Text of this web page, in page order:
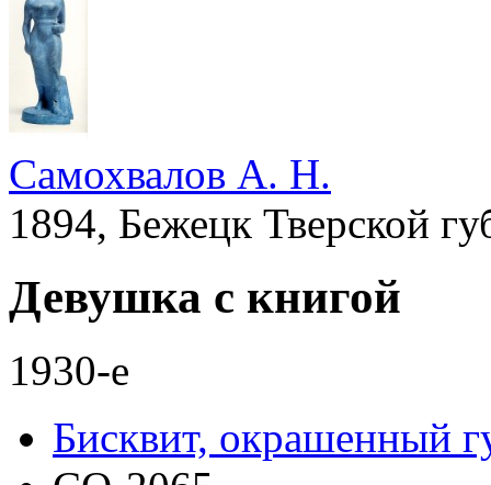
Самохвалов А. Н.
1894, Бежецк Тверской
Девушка с книгой
1930-е
Бисквит, окрашенный